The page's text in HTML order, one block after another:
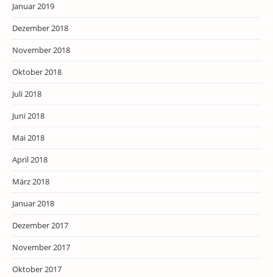
Januar 2019
Dezember 2018
November 2018
Oktober 2018
Juli 2018
Juni 2018
Mai 2018
April 2018
März 2018
Januar 2018
Dezember 2017
November 2017
Oktober 2017